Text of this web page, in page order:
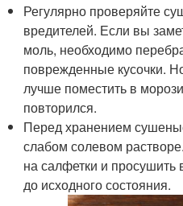
Регулярно проверяйте
вредителей. Если вы
моль, необходимо
поврежденные кусочки.
лучше поместить в
повторился.
Перед хранением
слабом солевом
на салфетки и просушить
до исходного состояния.